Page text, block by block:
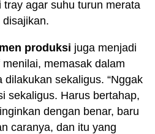
agar suhu turun merata
produksi juga menjadi
memasak dalam
dilakukan sekaligus. “Nggak
sekaligus. Harus bertahap,
dengan benar, baru
caranya, dan itu yang